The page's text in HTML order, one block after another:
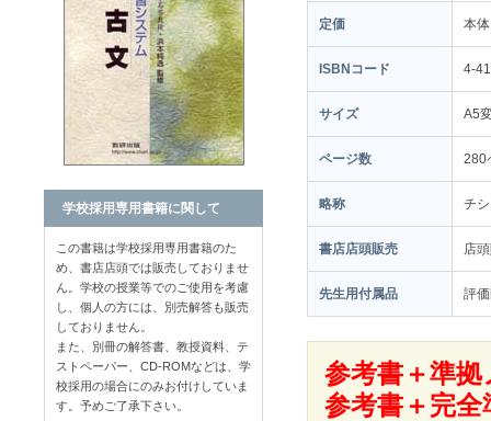
定価 本
ISBNコード 4-
サイズ A5
ページ数 280
略称 チ
書店店頭販売 店
先生用付属品 評
参考書＋準
参考書＋完
学校採用専用書籍に関して
この書籍は学校採用専用書籍のた
め、書店店頭では販売しておりませ
ん。学校の授業等でのご使用を考慮
し、個人の方には、別売解答も販売
しておりません。
また、別冊の解答書、教授資料、テ
ストペーパー、CD-ROMなどは、学
校採用の場合にのみお付けしていま
す。予めご了承下さい。